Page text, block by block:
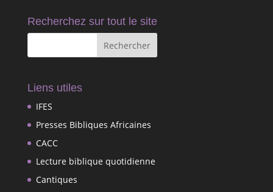
Recherchez sur tout le site
Liens utiles
IFES
Presses Bibliques Africaines
CACC
Lecture biblique quotidienne
Cantiques